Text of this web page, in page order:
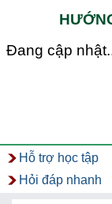
Đang cập
Hỗ trợ học tập
Hỏi đáp nhanh